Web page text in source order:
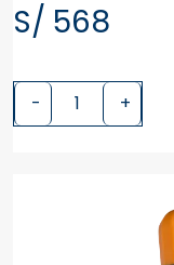
S/ 568
- +